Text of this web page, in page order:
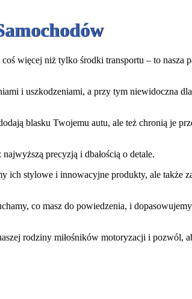
więcej niż tylko środki transportu – to nasza
i uszkodzeniami, a przy tym niewidoczna
blasku Twojemu autu, ale też chronią je
precyzją i dbałością o detale.
ich stylowe i innowacyjne produkty, ale także
co masz do powiedzenia, i dopasowujemy
rodziny miłośników motoryzacji i pozwól,